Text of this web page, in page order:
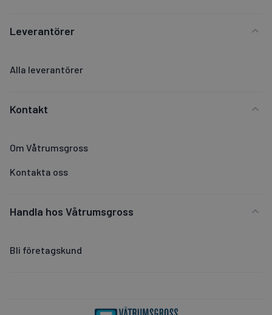
Leverantörer
Alla leverantörer
Kontakt
Om Våtrumsgross
Kontakta oss
Handla hos Våtrumsgross
Bli företagskund